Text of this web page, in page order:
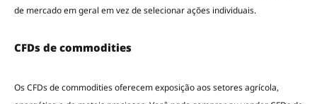
de mercado em geral em vez de selecionar ações individuais.
CFDs de commodities
Os CFDs de commodities oferecem exposição aos setores agrícola,